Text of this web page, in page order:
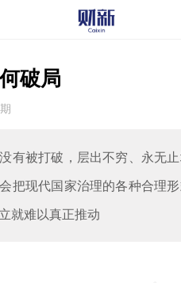
破局
有被打破，层出不穷、永无
把现代国家治理的各种合理
就难以真正推动